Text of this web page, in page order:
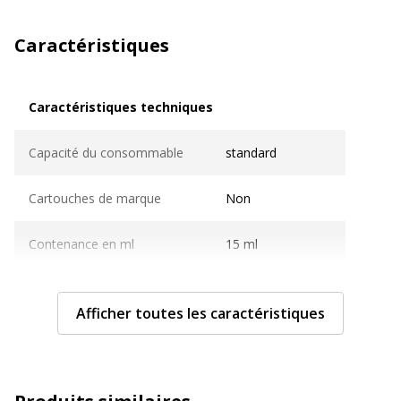
Caractéristiques
Caractéristiques techniques
Capacité du consommable standard
Cartouches de marque Non
Contenance en ml 15 ml
Couleur du consommable Noir
Compatible avec technologie Jet d'encre
Afficher toutes les caractéristiques